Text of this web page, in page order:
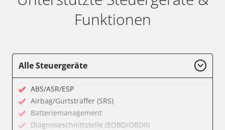
Funktionen
Alle Steuergeräte
ABS/ASR/ESP
Airbag/Gurtstraffer (SRS)
Batteriemanagement
Diagnoseschnittstelle (EOBD/OBDII)